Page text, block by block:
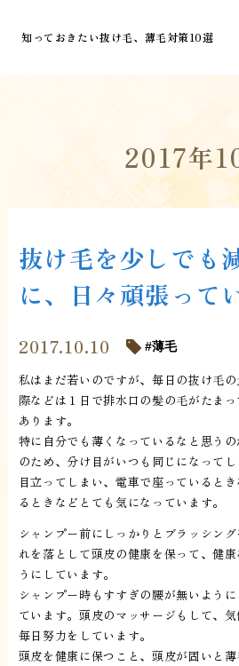
知っておきたい抜け毛、薄毛対策10選
2017年
抜け毛を少しでも
に、日々頑張って
2017.10.10 薄毛
私はまだ若いのですが、毎日の抜け毛
際などは１日で排水口の髪の毛がたま
あります。
特に自分でも薄くなっているなと思う
のため、分け目がいつも同じになって
目立ってしまい、電車で座っていると
るときなどとても気になっています。
シャンプー前にしっかりとブラッシン
れを落として頭皮の健康を保って、健
うにしています。
シャンプー時もすすぎの腰が無いよう
ています。頭皮のマッサージもして、気
毎日努力をしています。
頭皮を健康に保つこと、頭皮が固いと薄